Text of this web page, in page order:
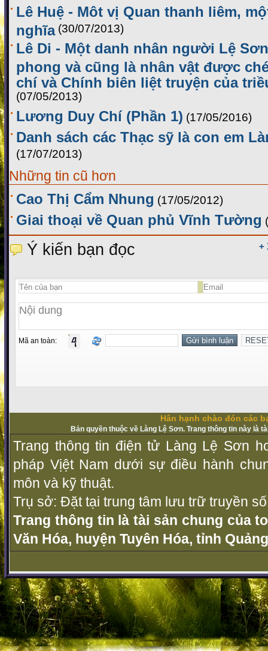
Lê Huệ - Môt vị Quan thanh liêm,
nghĩa (30/07/2013)
Lê Di - Một danh nhân người Lệ
phong và cũng là nhân vật được
chí và Chính biên liệt truyện của
(07/05/2013)
Lương Duy Chí (Phần 1) (17/05/2016)
Danh sách các Thạc sỹ là con em
(17/07/2013)
Những tin cũ hơn
Cao Thị Cẩm Nhung (17/05/2012)
Giai thoại về Quan phủ Vĩnh Tường
+
Ý kiến bạn đọc
Mã an toàn:
Hân hạnh chào đón các
Bản quyền thuộc về Làng Lệ Sơn. Trang thông tin này là
Trang thông tin điện tử Làng Lệ Sơn
pháp Vịệt Nam dưới sự điều hành
môn và kỹ thuật.
Trụ sở: Đặt tại trung tâm lưu trữ truyền
Trang thông tin là tài sản chung của
Văn Hóa, huyện Tuyên Hóa, tỉnh